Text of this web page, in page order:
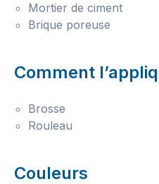
Mortier de ciment
Brique poreuse
Comment
Brosse
Rouleau
Couleurs